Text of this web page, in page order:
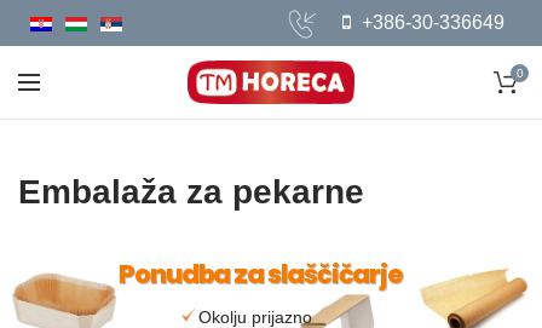
+386-30-336649
0
Embalaža za pekarne
Okolju prijazno
Ponudba za slaščičarje